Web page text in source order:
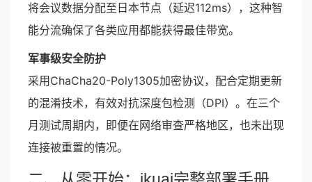
将会议数据分配至日本节点（延迟112ms），这种智
能分流确保了各类应用都能获得最佳带宽。
军事级安全防护
采用ChaCha20-Poly1305加密协议，配合定期更新
的混淆技术，有效对抗深度包检测（DPI）。在三个
月测试周期内，即便在网络审查严格地区，也未出现
连接被重置的情况。